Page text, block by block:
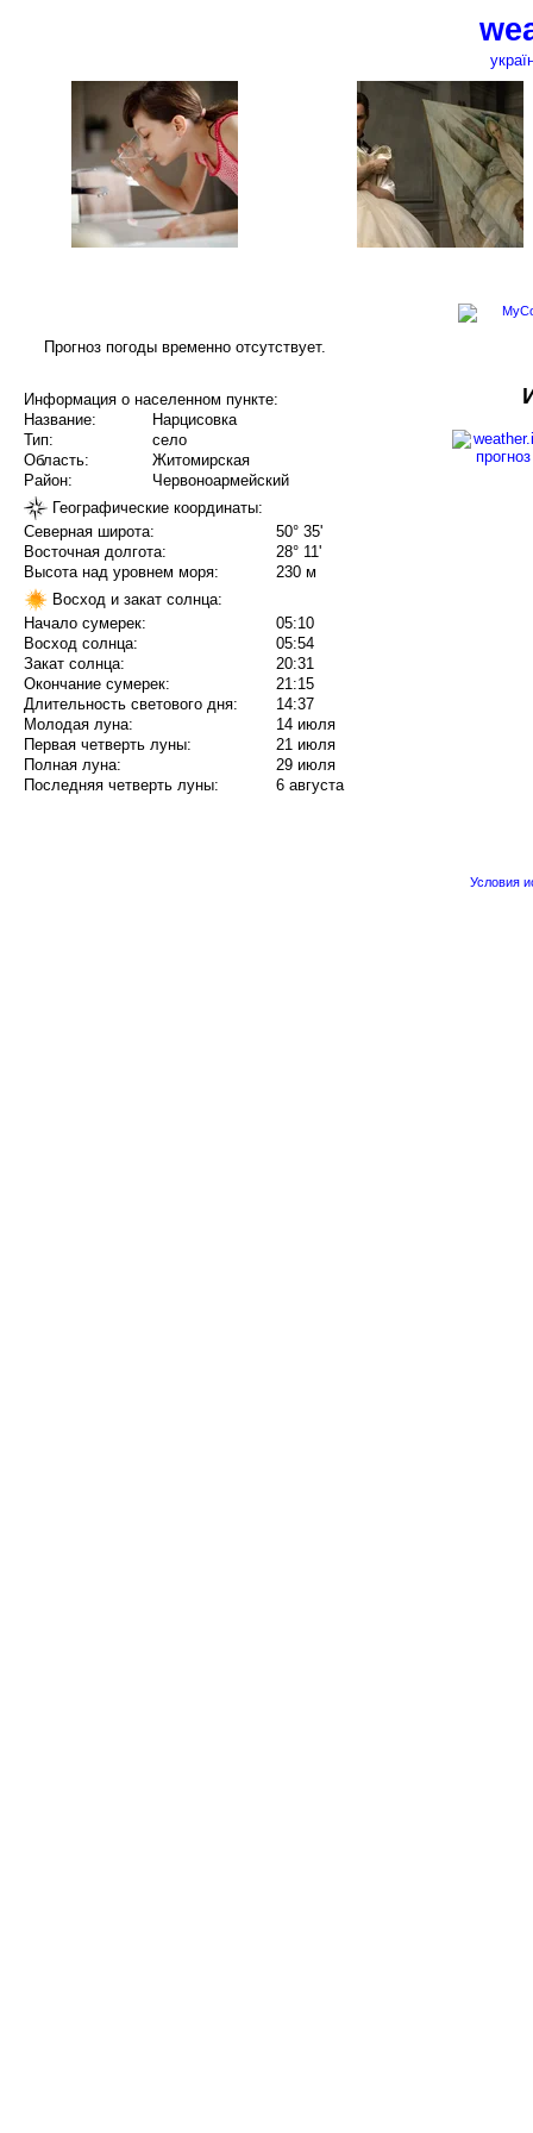
Прогноз погоды временно отсутствует.
Информация о населенном пункте:
Название:
Нарцисовка
Тип:
село
Область:
Житомирская
Район:
Червоноармейский
Географические координаты:
Северная широта:
50° 35'
Восточная долгота:
28° 11'
Высота над уровнем моря:
230 м
Восход и закат солнца:
Начало сумерек:
05:10
Восход солнца:
05:54
Закат солнца:
20:31
Окончание сумерек:
21:15
Длительность светового дня:
14:37
Молодая луна:
14 июля
Первая четверть луны:
21 июля
Полная луна:
29 июля
Последняя четверть луны:
6 августа
Условия